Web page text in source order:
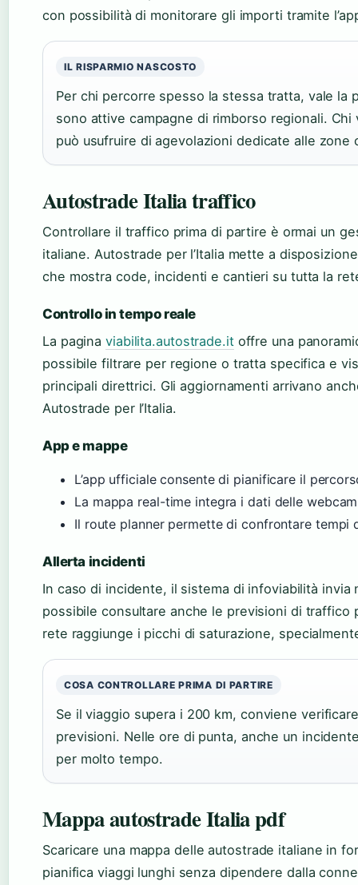
con possibilità di monitorare gli importi tramite
IL RISPARMIO NASCOSTO
Per chi percorre spesso la stessa tratta, vale la
sono attive campagne di rimborso regionali.
può usufruire di agevolazioni dedicate alle
Autostrade Italia traffico
Controllare il traffico prima di partire è ormai un
italiane. Autostrade per l’Italia mette a
che mostra code, incidenti e cantieri su tutta la
Controllo in tempo reale
La paginaviabilita.autostrade.itoffre una
possibile filtrare per regione o tratta specifica e
principali direttrici. Gli aggiornamenti arrivano
Autostrade per l’Italia.
App e mappe
L’app ufficiale consente di pianificare il
La mappa real-time integra i dati delle
Il route planner permette di confrontare tempi
Allerta incidenti
In caso di incidente, il sistema di infoviabilità
possibile consultare anche le previsioni di
rete raggiunge i picchi di saturazione,
COSA CONTROLLARE PRIMA DI PARTIRE
Se il viaggio supera i 200 km, conviene
previsioni. Nelle ore di punta, anche un
per molto tempo.
Mappa autostrade Italia pdf
Scaricare una mappa delle autostrade italiane in
pianifica viaggi lunghi senza dipendere dalla